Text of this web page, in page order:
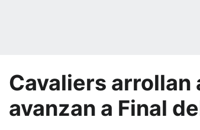
Cavaliers arrollan
avanzan a Final